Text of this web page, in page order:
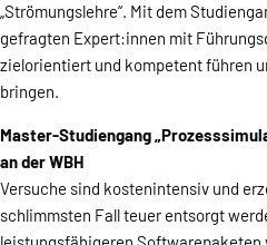
„Strömungslehre“. Mit dem
gefragten Expert:innen mit
zielorientiert und kompetent führen
bringen.
Master-Studiengang
an der WBH
Versuche sind kostenintensiv und
schlimmsten Fall teuer entsorgt